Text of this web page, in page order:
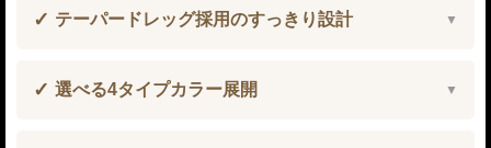
テーパードレッグ採用のすっきり設計
選べる4タイプカラー展開